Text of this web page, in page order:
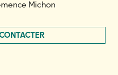
Michon